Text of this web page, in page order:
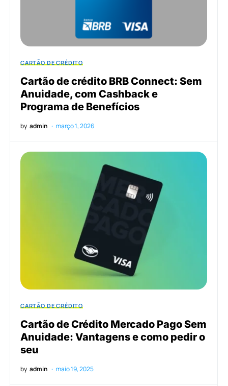
CARTÃO DE CRÉDITO
Cartão de crédito BRB Connect: Sem
Anuidade, com Cashback e
Programa de Benefícios
by admin março 1, 2026
CARTÃO DE CRÉDITO
Cartão de Crédito Mercado Pago Sem
Anuidade: Vantagens e como pedir o
seu
by admin maio 19, 2025